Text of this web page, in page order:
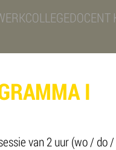
I
van 2 uur (wo / do